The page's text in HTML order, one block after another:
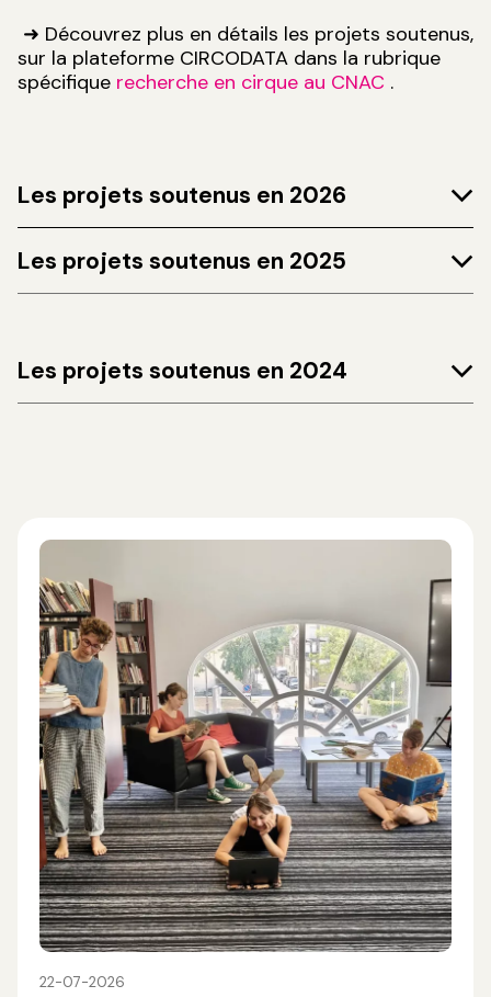
➜ Découvrez plus en détails les projets soutenus,
sur la plateforme CIRCODATA dans la rubrique
spécifique recherche en cirque au CNAC .
Les projets soutenus en 2026
Les projets soutenus en 2025
Les projets soutenus en 2024
22-07-2026